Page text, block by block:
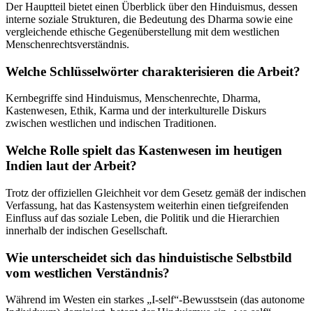
Der Hauptteil bietet einen Überblick über den Hinduismus, dessen
interne soziale Strukturen, die Bedeutung des Dharma sowie eine
vergleichende ethische Gegenüberstellung mit dem westlichen
Menschenrechtsverständnis.
Welche Schlüsselwörter charakterisieren die Arbeit?
Kernbegriffe sind Hinduismus, Menschenrechte, Dharma,
Kastenwesen, Ethik, Karma und der interkulturelle Diskurs
zwischen westlichen und indischen Traditionen.
Welche Rolle spielt das Kastenwesen im heutigen
Indien laut der Arbeit?
Trotz der offiziellen Gleichheit vor dem Gesetz gemäß der indischen
Verfassung, hat das Kastensystem weiterhin einen tiefgreifenden
Einfluss auf das soziale Leben, die Politik und die Hierarchien
innerhalb der indischen Gesellschaft.
Wie unterscheidet sich das hinduistische Selbstbild
vom westlichen Verständnis?
Während im Westen ein starkes „I-self“-Bewusstsein (das autonome